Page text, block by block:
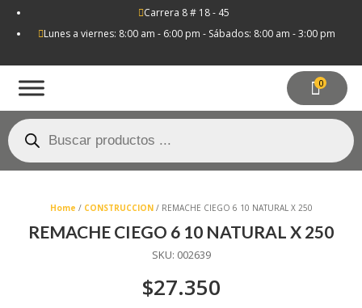
Carrera 8 # 18 - 45
Lunes a viernes: 8:00 am - 6:00 pm - Sábados: 8:00 am - 3:00 pm
0
Búsqueda
de
productos
Home / CONSTRUCCION/ REMACHE CIEGO 6 10 NATURAL X 250
REMACHE CIEGO 6 10 NATURAL X 250
SKU: 002639
$27.350